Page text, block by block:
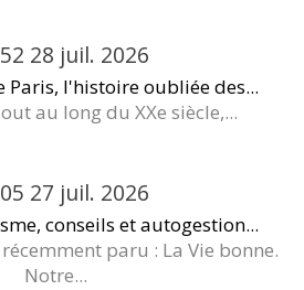
28 juil. 2026
Paris, l'histoire oubliée des...
au long du XXe siècle,...
27 juil. 2026
conseils et autogestion...
paru : La Vie bonne.
Notre...